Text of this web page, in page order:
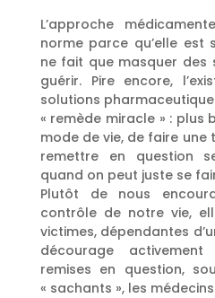
L’approche
norme parce qu’elle est
ne fait que masquer des
guérir. Pire encore,
solutions
« remède miracle » : plus
mode de vie, de faire
remettre en question
quand on peut juste se
Plutôt de nous
contrôle de notre vie,
victimes, dépendantes
décourage
remises en question,
« sachants », les